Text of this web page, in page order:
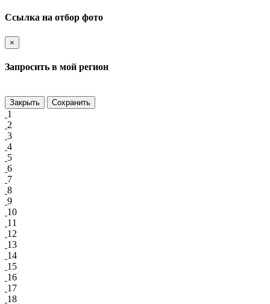
Ссылка на отбор фото
×
Запросить в мой регион
Закрыть Сохранить
1
2
3
4
5
6
7
8
9
10
11
12
13
14
15
16
17
18